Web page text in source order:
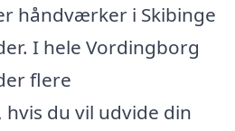
håndværker i Skibinge
I hele Vordingborg
flere
du vil udvide din